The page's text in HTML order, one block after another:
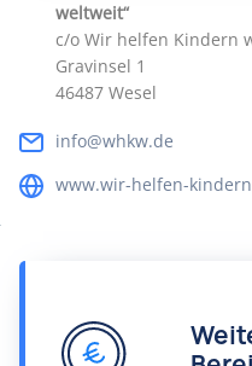
weltweit“
c/o Wir helfen Kindern
Gravinsel 1
46487 Wesel
info@whkw.de
www.wir-helfen-